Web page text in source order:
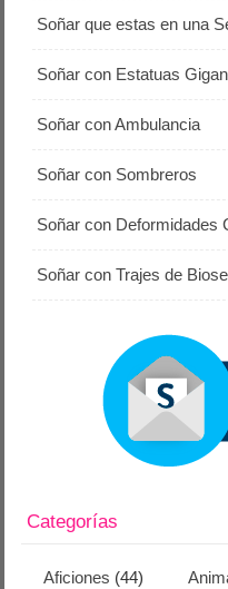
Soñar que estas en una
Soñar con Estatuas
Soñar con Ambulancia
Soñar con Sombreros
Soñar con Deformidades
Soñar con Trajes de
Categorías
Aficiones (44)